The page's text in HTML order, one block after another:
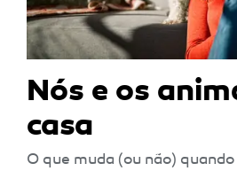
Nós e os
casa
O que muda (ou não)